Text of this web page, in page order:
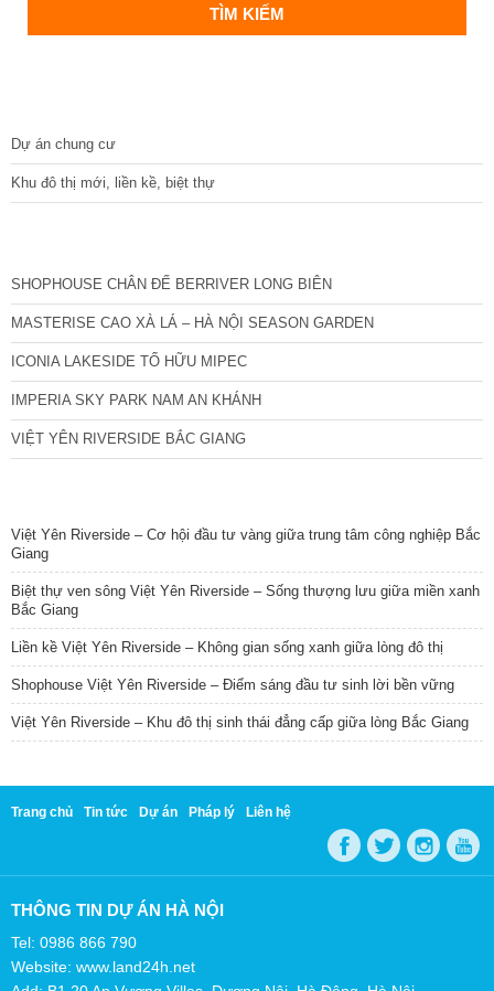
Dự án chung cư
Khu đô thị mới, liền kề, biệt thự
SHOPHOUSE CHÂN ĐẾ BERRIVER LONG BIÊN
MASTERISE CAO XÀ LÁ – HÀ NỘI SEASON GARDEN
ICONIA LAKESIDE TỐ HỮU MIPEC
IMPERIA SKY PARK NAM AN KHÁNH
VIỆT YÊN RIVERSIDE BẮC GIANG
Việt Yên Riverside – Cơ hội đầu tư vàng giữa trung tâm công nghiệp Bắc
Giang
Biệt thự ven sông Việt Yên Riverside – Sống thượng lưu giữa miền xanh
Bắc Giang
Liền kề Việt Yên Riverside – Không gian sống xanh giữa lòng đô thị
Shophouse Việt Yên Riverside – Điểm sáng đầu tư sinh lời bền vững
Việt Yên Riverside – Khu đô thị sinh thái đẳng cấp giữa lòng Bắc Giang
Trang chủ Tin tức Dự án Pháp lý Liên hệ
THÔNG TIN DỰ ÁN HÀ NỘI
Tel: 0986 866 790
Website: www.land24h.net